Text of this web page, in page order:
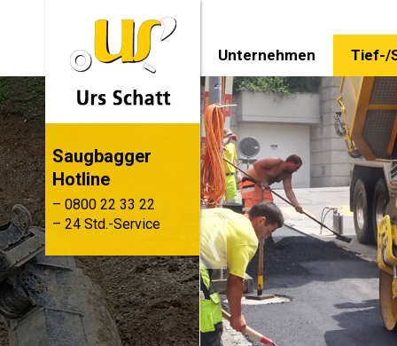
Saugbagger
Hotline
– 0800 22 33 22
– 24 Std.-Service
Unternehmen Tief-/